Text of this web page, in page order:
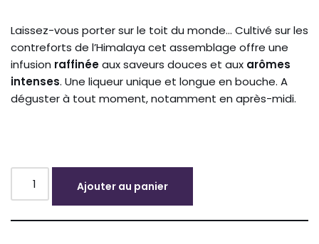
Laissez-vous porter sur le toit du monde… Cultivé sur les
contreforts de l’Himalaya cet assemblage offre une
infusion raffinéeaux saveurs douces et aux arômes
intenses. Une liqueur unique et longue en bouche. A
déguster à tout moment, notamment en après-midi.
Ajouter au panier